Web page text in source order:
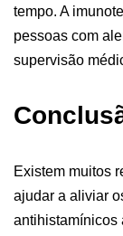
tempo. A
pessoas com
supervisão
Existem muitos
ajudar a aliviar
antihistamínicos